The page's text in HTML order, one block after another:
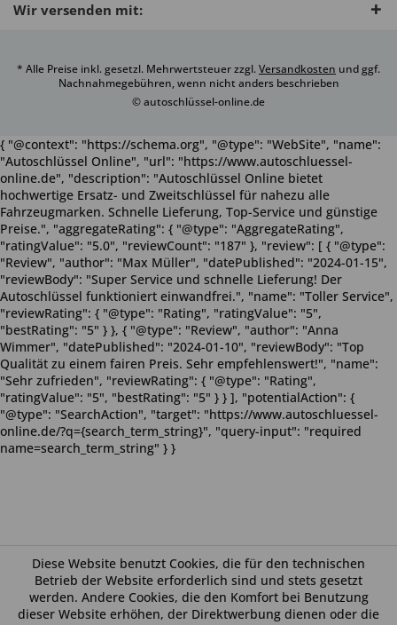
Wir versenden mit:
* Alle Preise inkl. gesetzl. Mehrwertsteuer zzgl.Versandkosten und ggf.
Nachnahmegebühren, wenn nicht anders beschrieben
© autoschlüssel-online.de
Diese Website benutzt Cookies, die für den technischen
Betrieb der Website erforderlich sind und stets gesetzt
werden. Andere Cookies, die den Komfort bei Benutzung
dieser Website erhöhen, der Direktwerbung dienen oder die
{ "@context": "https://schema.org", "@type": "WebSite", "name":
"Autoschlüssel Online", "url": "https://www.autoschluessel-
online.de", "description": "Autoschlüssel Online bietet
hochwertige Ersatz- und Zweitschlüssel für nahezu alle
Fahrzeugmarken. Schnelle Lieferung, Top-Service und günstige
Preise.", "aggregateRating": { "@type": "AggregateRating",
"ratingValue": "5.0", "reviewCount": "187" }, "review": [ { "@type":
"Review", "author": "Max Müller", "datePublished": "2024-01-15",
"reviewBody": "Super Service und schnelle Lieferung! Der
Autoschlüssel funktioniert einwandfrei.", "name": "Toller Service",
"reviewRating": { "@type": "Rating", "ratingValue": "5",
"bestRating": "5" } }, { "@type": "Review", "author": "Anna
Wimmer", "datePublished": "2024-01-10", "reviewBody": "Top
Qualität zu einem fairen Preis. Sehr empfehlenswert!", "name":
"Sehr zufrieden", "reviewRating": { "@type": "Rating",
"ratingValue": "5", "bestRating": "5" } } ], "potentialAction": {
"@type": "SearchAction", "target": "https://www.autoschluessel-
online.de/?q={search_term_string}", "query-input": "required
name=search_term_string" } }